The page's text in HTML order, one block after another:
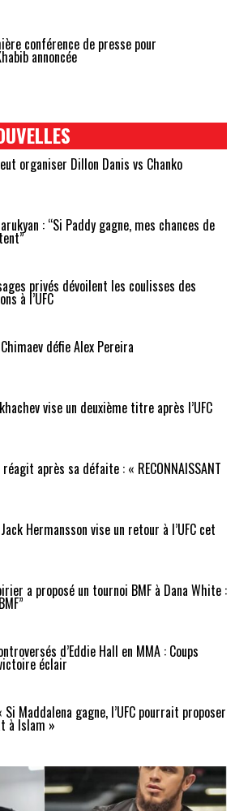
conférence de presse pour
annoncée
organiser Dillon Danis vs Chanko
: “Si Paddy gagne, mes chances de
privés dévoilent les coulisses des
à l’UFC
défie Alex Pereira
vise un deuxième titre après l’UFC
après sa défaite : « RECONNAISSANT
Hermansson vise un retour à l’UFC cet
a proposé un tournoi BMF à Dana White :
d’Eddie Hall en MMA : Coups
éclair
Si Maddalena gagne, l’UFC pourrait proposer
à Islam »